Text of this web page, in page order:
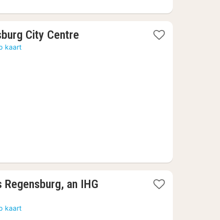
City Centre
kaart
an IHG
kaart